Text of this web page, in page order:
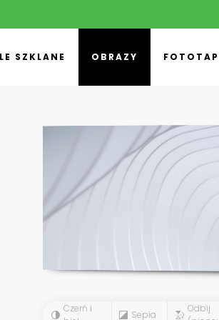
SZKLANE OBRAZY
Czerń i
Sepia
Odbij